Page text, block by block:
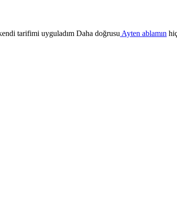
tarifimi uyguladım Daha doğrusu Ayten ablamın